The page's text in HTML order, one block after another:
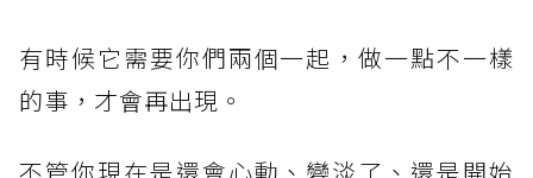
有時候它需要你們兩個一起，做一點不一樣
的事，才會再出現。